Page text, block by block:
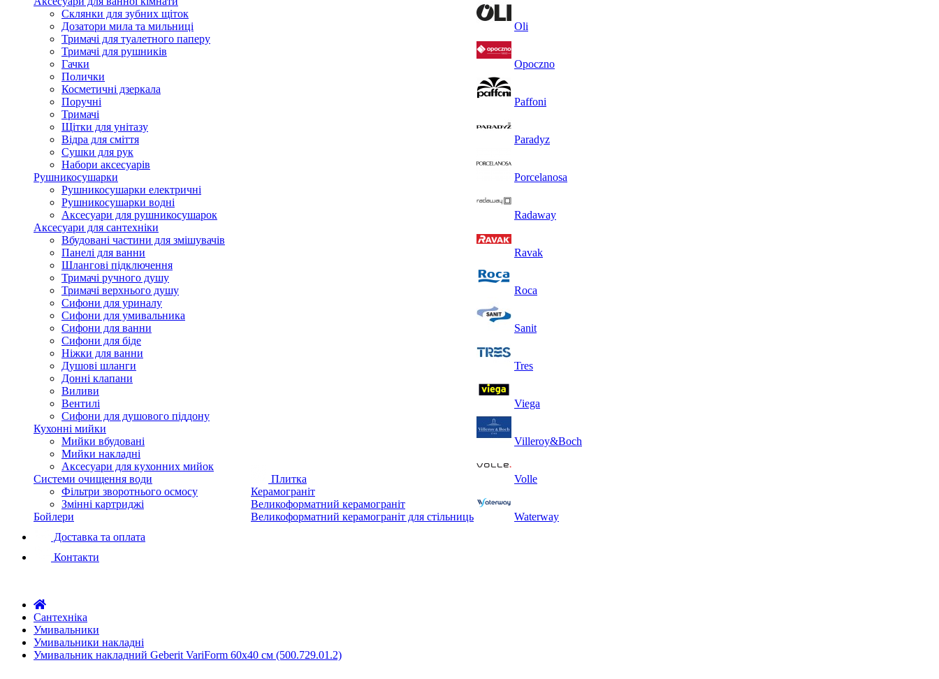
Склянки для зубних щіток
Дозатори мила та мильниці
Тримачі для туалетного паперу
Тримачі для рушників
Гачки
Полички
Косметичні дзеркала
Поручні
Тримачі
Щітки для унітазу
Відра для сміття
Сушки для рук
Набори аксесуарів
Рушникосушарки
Рушникосушарки електричні
Рушникосушарки водні
Аксесуари для рушникосушарок
Аксесуари для сантехніки
Вбудовані частини для змішувачів
Панелі для ванни
Шлангові підключення
Тримачі ручного душу
Тримачі верхнього душу
Сифони для уриналу
Сифони для умивальника
Сифони для ванни
Сифони для біде
Ніжки для ванни
Душові шланги
Донні клапани
Виливи
Вентилі
Сифони для душового піддону
Кухонні мийки
Мийки вбудовані
Мийки накладні
Аксесуари для кухонних мийок
Системи очищення води
Фільтри зворотнього осмосу
Змінні картриджі
Бойлери
Плитка
Керамограніт
Великоформатний керамограніт
Великоформатний керамограніт для стільниць
Oli
Opoczno
Paffoni
Paradyz
Porcelanosa
Radaway
Ravak
Roca
Sanit
Tres
Viega
Villeroy&Boch
Volle
Waterway
Доставка та оплата
Контакти
Сантехніка
Умивальники
Умивальники накладні
Умивальник накладний Geberit VariForm 60х40 см (500.729.01.2)